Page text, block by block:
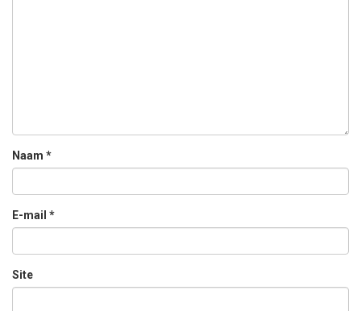
Naam *
E-mail *
Site